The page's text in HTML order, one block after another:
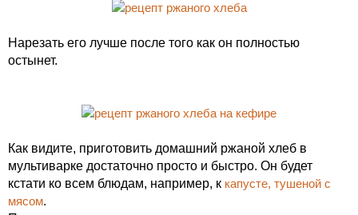
Нарезать его лучше после того как он полностью
остынет.
Как видите, приготовить домашний ржаной хлеб в
мультиварке достаточно просто и быстро. Он будет
кстати ко всем блюдам, например, к капусте, тушеной с
мясом.